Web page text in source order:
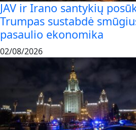
JAV ir Irano santykių
Trumpas sustabdė
pasaulio ekonomika
02/08/2026